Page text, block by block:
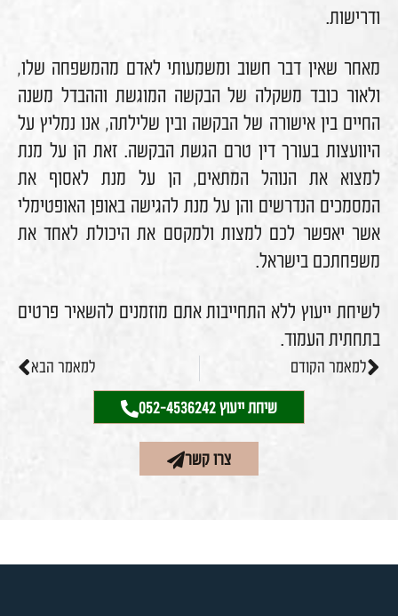
ודרישות.
מאחר שאין דבר חשוב ומשמעותי לאדם מהמשפחה שלו,
ולאור כובד משקלה של הבקשה המוגשת וההבדל משנה
החיים בין אישורה של הבקשה ובין שלילתה, אנו נמליץ על
היוועצות בעורך דין טרם הגשת הבקשה. זאת הן על מנת
למצוא את הנוהל המתאים, הן על מנת לאסוף את
המסמכים הנדרשים והן על מנת להגישה באופן האופטימלי
אשר יאפשר לכם למצות ולמקסם את היכולת לאחד את
משפחתכם בישראל.
לשיחת ייעוץ ללא התחייבות אתם מוזמנים להשאיר פרטים
בתחתית העמוד.
למאמר הקודם למאמר הבא
שיחת ייעוץ 052-4536242
צרו קשר